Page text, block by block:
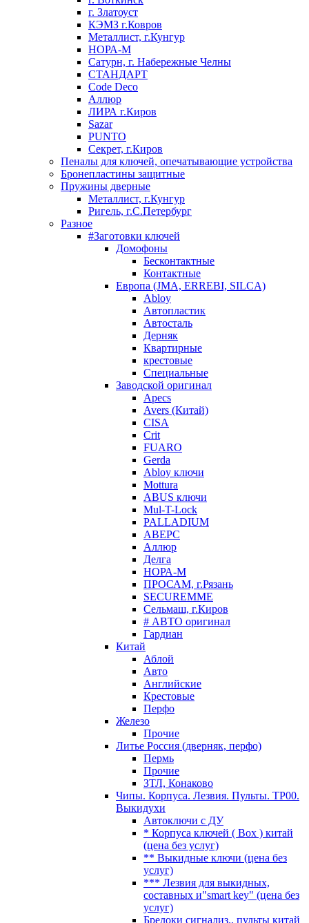
г. Златоуст
КЭМЗ г.Ковров
Металлист, г.Кунгур
НОРА-М
Сатурн, г. Набережные Челны
СТАНДАРТ
Code Deco
Аллюр
ЛИРА г.Киров
Sazar
PUNTO
Секрет, г.Киров
Пеналы для ключей, опечатывающие устройства
Бронепластины защитные
Пружины дверные
Металлист, г.Кунгур
Ригель, г.С.Петербург
Разное
#Заготовки ключей
Домофоны
Бесконтактные
Контактные
Европа (JMA, ERREBI, SILCA)
Abloy
Автопластик
Автосталь
Дерняк
Квартирные
крестовые
Специальные
Заводской оригинал
Apecs
Avers (Китай)
CISA
Crit
FUARO
Gerda
Abloy ключи
Mottura
ABUS ключи
Mul-T-Lock
PALLADIUM
АВЕРС
Аллюр
Делга
НОРА-М
ПРОСАМ, г.Рязань
SECUREMME
Сельмаш, г.Киров
# АВТО оригинал
Гардиан
Китай
Аблой
Авто
Английские
Крестовые
Перфо
Железо
Прочие
Литье Россия (дверняк, перфо)
Пермь
Прочие
ЗТЛ, Конаково
Чипы. Корпуса. Лезвия. Пульты. TP00.
Выкидухи
Автоключи с ДУ
* Корпуса ключей ( Box ) китай
(цена без услуг)
** Выкидные ключи (цена без
услуг)
*** Лезвия для выкидных,
составных и"smart key" (цена без
услуг)
Брелоки сигнализ., пульты китай